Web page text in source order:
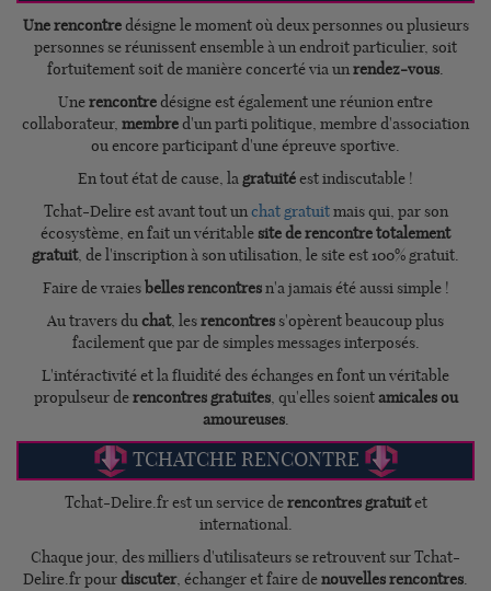
Une rencontredésigne le moment où deux personnes ou plusieurs
personnes se réunissent ensemble à un endroit particulier, soit
fortuitement soit de manière concerté via unrendez-vous.
Unerencontredésigne est également une réunion entre
collaborateur, membred'un parti politique, membre d'association
ou encore participant d'une épreuve sportive.
En tout état de cause, lagratuitéest indiscutable !
Tchat-Delire est avant tout unchat gratuitmais qui, par son
écosystème, en fait un véritable site de rencontre totalement
gratuit, de l'inscription à son utilisation, le site est 100% gratuit.
Faire de vraiesbelles rencontresn'a jamais été aussi simple !
Au travers duchat, lesrencontres s'opèrent beaucoup plus
facilement que par de simples messages interposés.
L'intéractivité et la fluidité des échanges en font un véritable
propulseur derencontres gratuites, qu'elles soientamicales ou
amoureuses.
TCHATCHE RENCONTRE
Tchat-Delire.fr est un service derencontres gratuitet
international.
Chaque jour, des milliers d'utilisateurs se retrouvent sur Tchat-
Delire.fr pourdiscuter, échanger et faire denouvelles rencontres.